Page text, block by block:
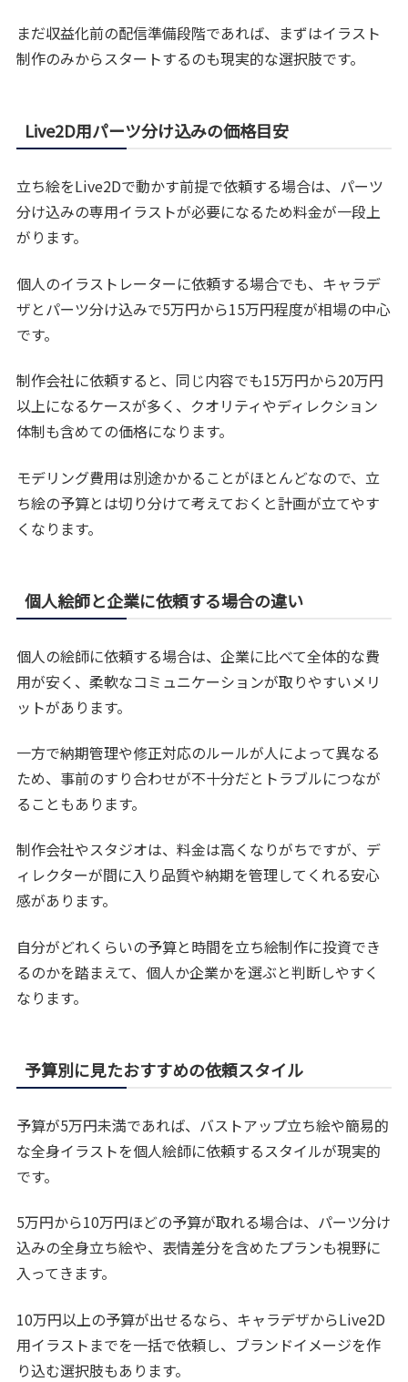
まだ収益化前の配信準備段階であれば、まずはイラスト
制作のみからスタートするのも現実的な選択肢です。
Live2D用パーツ分け込みの価格目安
立ち絵をLive2Dで動かす前提で依頼する場合は、パーツ
分け込みの専用イラストが必要になるため料金が一段上
がります。
個人のイラストレーターに依頼する場合でも、キャラデ
ザとパーツ分け込みで5万円から15万円程度が相場の中心
です。
制作会社に依頼すると、同じ内容でも15万円から20万円
以上になるケースが多く、クオリティやディレクション
体制も含めての価格になります。
モデリング費用は別途かかることがほとんどなので、立
ち絵の予算とは切り分けて考えておくと計画が立てやす
くなります。
個人絵師と企業に依頼する場合の違い
個人の絵師に依頼する場合は、企業に比べて全体的な費
用が安く、柔軟なコミュニケーションが取りやすいメリ
ットがあります。
一方で納期管理や修正対応のルールが人によって異なる
ため、事前のすり合わせが不十分だとトラブルにつなが
ることもあります。
制作会社やスタジオは、料金は高くなりがちですが、デ
ィレクターが間に入り品質や納期を管理してくれる安心
感があります。
自分がどれくらいの予算と時間を立ち絵制作に投資でき
るのかを踏まえて、個人か企業かを選ぶと判断しやすく
なります。
予算別に見たおすすめの依頼スタイル
予算が5万円未満であれば、バストアップ立ち絵や簡易的
な全身イラストを個人絵師に依頼するスタイルが現実的
です。
5万円から10万円ほどの予算が取れる場合は、パーツ分け
込みの全身立ち絵や、表情差分を含めたプランも視野に
入ってきます。
10万円以上の予算が出せるなら、キャラデザからLive2D
用イラストまでを一括で依頼し、ブランドイメージを作
り込む選択肢もあります。